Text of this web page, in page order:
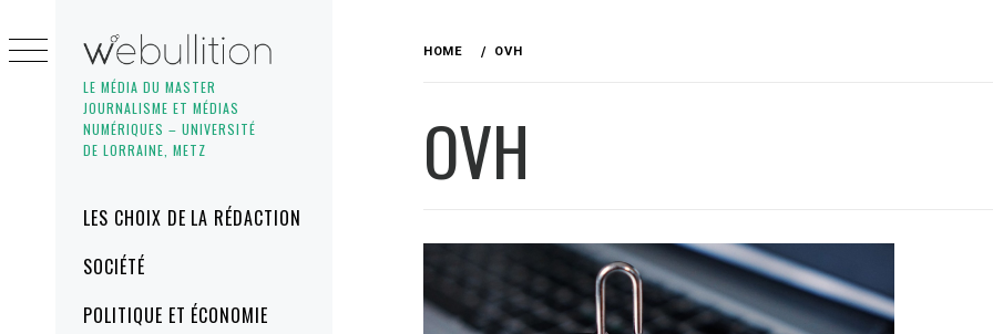
LE MÉDIA DU MASTER
JOURNALISME ET MÉDIAS
NUMÉRIQUES – UNIVERSITÉ
DE LORRAINE, METZ
MenuLES CHOIX DE LA RÉDACTION
SOCIÉTÉ
POLITIQUE ET ÉCONOMIE
to
content
HOME OVH
OVH